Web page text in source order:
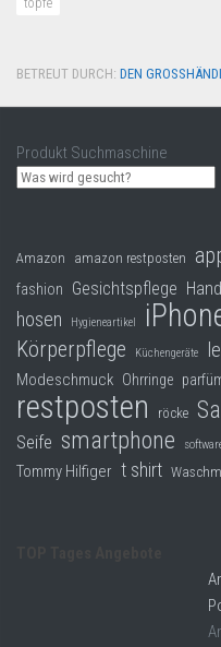
töpfe
BETREUT DURCH: DEN
Produkt Suchmaschine
Amazon amazon restposten
fashion Gesichtspflege
hosen Hygieneartikel
Körperpflege Küchengeräte
Modeschmuck Ohrringe
restposten röcke
Seife smartphone
Tommy Hilfiger t shirt